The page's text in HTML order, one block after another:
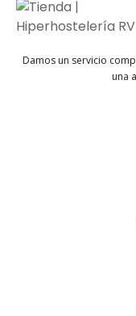
Damos un servicio
una